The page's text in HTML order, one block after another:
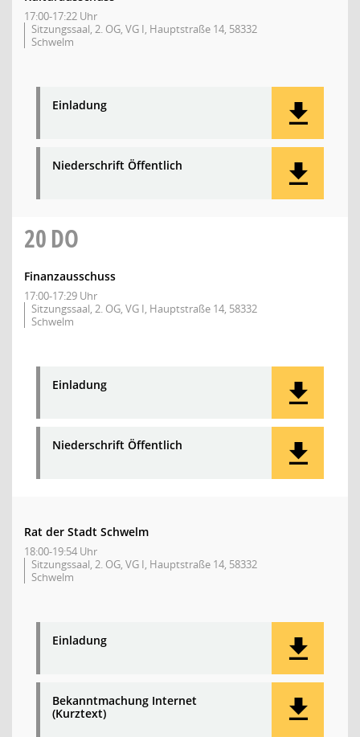
17:00-17:22 Uhr
Sitzungssaal, 2. OG, VG I, Hauptstraße 14, 58332
Schwelm
Einladung
Niederschrift Öffentlich
20DO
Finanzausschuss
17:00-17:29 Uhr
Sitzungssaal, 2. OG, VG I, Hauptstraße 14, 58332
Schwelm
Einladung
Niederschrift Öffentlich
Rat der Stadt Schwelm
18:00-19:54 Uhr
Sitzungssaal, 2. OG, VG I, Hauptstraße 14, 58332
Schwelm
Einladung
Bekanntmachung Internet
(Kurztext)